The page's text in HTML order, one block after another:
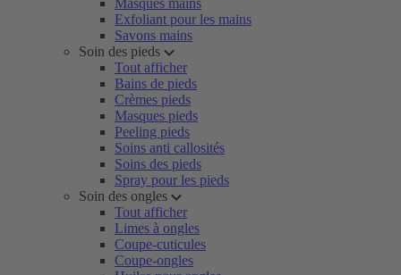
Masques mains
Exfoliant pour les mains
Savons mains
Soin des pieds
Tout afficher
Bains de pieds
Crèmes pieds
Masques pieds
Peeling pieds
Soins anti callosités
Soins des pieds
Spray pour les pieds
Soin des ongles
Tout afficher
Limes à ongles
Coupe-cuticules
Coupe-ongles